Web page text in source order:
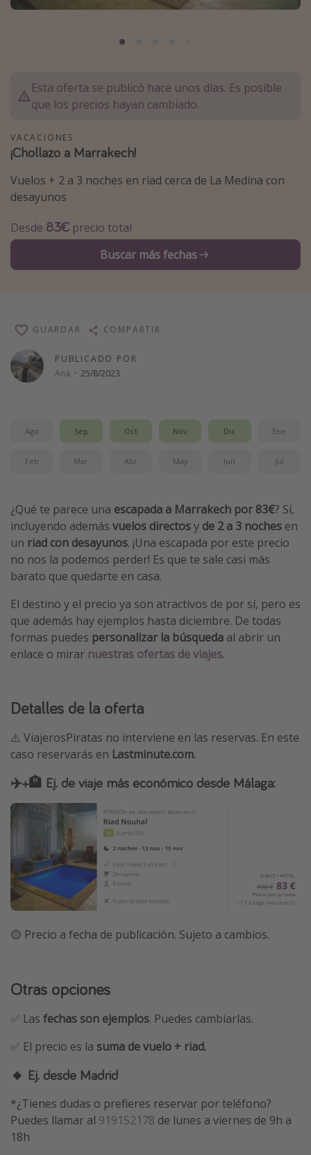
Tailandia
Maldivas
Camping
Glamping
Viajes en tren
Viajar sola como mujer
Vacaciones de Playa
Viajes para singles
Escapadas románticas
Trabajar en el extranjero
Cruceros por el Mediterráneo
Guía de equipaje de mano
Parques de atracciones
Viaja con musicales
El Rey León el musical
Harry Potter en Londres y otros destinos
Eventos deportivos
Esta oferta se publicó hace unos días. Es posible
que los precios hayan cambiado.
VACACIONES
¡Chollazo a Marrakech!
Vuelos + 2 a 3 noches en riad cerca de La Medina con
desayunos
Desde 83€ precio total
Buscar más fechas
PUBLICADO POR
Ana · 25/8/2023
GUARDAR COMPARTIR
Ago Sep Oct Nov Dic Ene
Feb Mar Abr May Jun Jul
¿Qué te parece una escapada a Marrakech por 83€? Sí,
incluyendo además vuelos directosy de 2 a 3 noches en
un riad con desayunos. ¡Una escapada por este precio
no nos la podemos perder! Es que te sale casi más
barato que quedarte en casa.
El destino y el precio ya son atractivos de por sí, pero es
que además hay ejemplos hasta diciembre. De todas
formas puedes personalizar la búsqueda al abrir un
enlace o mirar nuestras ofertas de viajes.
Detalles de la oferta
⚠️ ViajerosPiratas no interviene en las reservas. En este
caso reservarás en Lastminute.com.
✈️+🏨 Ej. de viaje más económico desde Málaga:
🟡 Precio a fecha de publicación. Sujeto a cambios.
Otras opciones
✅ Las fechas son ejemplos. Puedes cambiarlas.
✅ El precio es la suma de vuelo + riad.
🔸 Ej. desde Madrid
*¿Tienes dudas o prefieres reservar por teléfono?
Puedes llamar al 919152178 de lunes a viernes de 9h a
18h